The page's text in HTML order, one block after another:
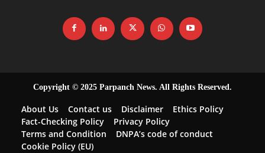
Copyright © 2025 Parpanch News. All Rights Reserved.
About Us Contact us Disclaimer
Ethics Policy
Fact-Checking Policy
Privacy Policy
Terms and Condition
DNPA’s code of conduct
Cookie Policy (EU)